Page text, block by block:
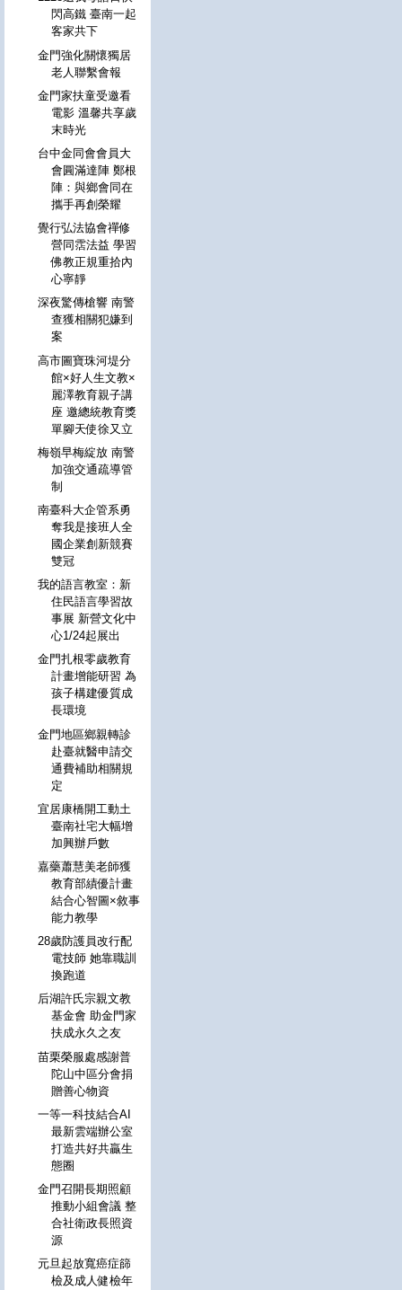
閃高鐵 臺南一起
客家共下
金門強化關懷獨居
老人聯繫會報
金門家扶童受邀看
電影 溫馨共享歲
末時光
台中金同會會員大
會圓滿達陣 鄭根
陣：與鄉會同在
攜手再創榮耀
覺行弘法協會禪修
營同霑法益 學習
佛教正規重拾內
心寧靜
深夜驚傳槍響 南警
查獲相關犯嫌到
案
高市圖寶珠河堤分
館×好人生文教×
麗澤教育親子講
座 邀總統教育獎
單腳天使徐又立
梅嶺早梅綻放 南警
加強交通疏導管
制
南臺科大企管系勇
奪我是接班人全
國企業創新競賽
雙冠
我的語言教室：新
住民語言學習故
事展 新營文化中
心1/24起展出
金門扎根零歲教育
計畫增能研習 為
孩子構建優質成
長環境
金門地區鄉親轉診
赴臺就醫申請交
通費補助相關規
定
宜居康橋開工動土
臺南社宅大幅增
加興辦戶數
嘉藥蕭慧美老師獲
教育部績優計畫
結合心智圖×敘事
能力教學
28歲防護員改行配
電技師 她靠職訓
換跑道
后湖許氏宗親文教
基金會 助金門家
扶成永久之友
苗栗榮服處感謝普
陀山中區分會捐
贈善心物資
一等一科技結合AI
最新雲端辦公室
打造共好共贏生
態圈
金門召開長期照顧
推動小組會議 整
合社衛政長照資
源
元旦起放寬癌症篩
檢及成人健檢年